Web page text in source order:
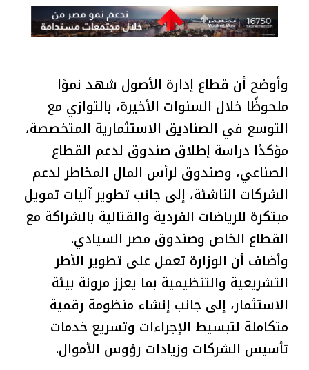
وأوضح أن قطاع إدارة الأصول شهد نموًا
ملحوظًا خلال السنوات الأخيرة، بالتوازي مع
التوسع في الصناديق الاستثمارية المتخصصة،
مؤكدًا دراسة إطلاق صندوق لدعم القطاع
الصناعي، وصندوق لرأس المال المخاطر لدعم
الشركات الناشئة، إلى جانب تطوير آليات تمويل
مبتكرة للرياضات الفردية والقتالية بالشراكة مع
القطاع الخاص وصندوق مصر السيادي.
وأضاف أن الوزارة تعمل على تطوير الأطر
التشريعية والتنظيمية بما يعزز مرونة بيئة
الاستثمار، إلى جانب إنشاء منظومة رقمية
متكاملة لتبسيط الإجراءات وتسريع خدمات
تأسيس الشركات وزيادات رؤوس الأموال.